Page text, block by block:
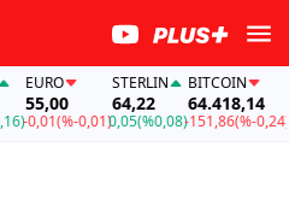
EURO
55,00
-0,01(%-0,01)
STERLIN
64,22
0,05(%0,08)
BITCOIN
64.418,14
-151,86(%-0,24)